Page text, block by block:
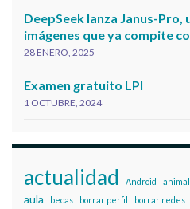
DeepSeek lanza Janus-Pro,
imágenes que ya compite
28 ENERO, 2025
Examen gratuito LPI
1 OCTUBRE, 2024
actualidad Android
aula
becas borrar perfil borrar redes